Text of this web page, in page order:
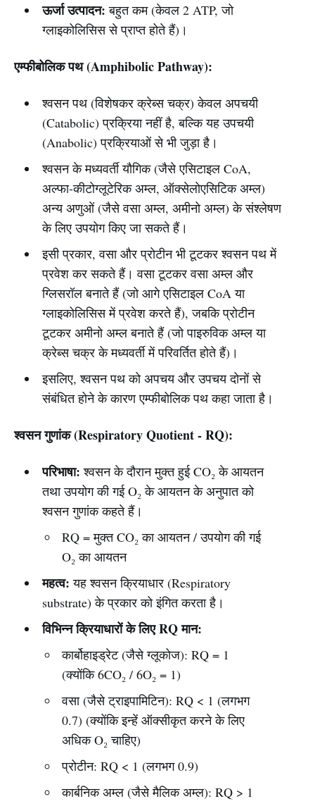
ऊर्जा उत्पादन: बहुत कम (केवल 2 ATP, जो
ग्लाइकोलिसिस से प्राप्त होते हैं)।
एम्फीबोलिक पथ (Amphibolic Pathway):
श्वसन पथ (विशेषकर क्रेब्स चक्र) केवल अपचयी
(Catabolic) प्रक्रिया नहीं है, बल्कि यह उपचयी
(Anabolic) प्रक्रियाओं से भी जुड़ा है।
श्वसन के मध्यवर्ती यौगिक (जैसे एसिटाइल CoA,
अल्फा-कीटोग्लूटेरिक अम्ल, ऑक्सेलोएसिटिक अम्ल)
अन्य अणुओं (जैसे वसा अम्ल, अमीनो अम्ल) के संश्लेषण
के लिए उपयोग किए जा सकते हैं।
इसी प्रकार, वसा और प्रोटीन भी टूटकर श्वसन पथ में
प्रवेश कर सकते हैं। वसा टूटकर वसा अम्ल और
ग्लिसरॉल बनाते हैं (जो आगे एसिटाइल CoA या
ग्लाइकोलिसिस में प्रवेश करते हैं), जबकि प्रोटीन
टूटकर अमीनो अम्ल बनाते हैं (जो पाइरुविक अम्ल या
क्रेब्स चक्र के मध्यवर्ती में परिवर्तित होते हैं)।
इसलिए, श्वसन पथ को अपचय और उपचय दोनों से
संबंधित होने के कारण एम्फीबोलिक पथ कहा जाता है।
श्वसन गुणांक (Respiratory Quotient - RQ):
परिभाषा: श्वसन के दौरान मुक्त हुई CO₂ के आयतन
तथा उपयोग की गई O₂ के आयतन के अनुपात को
श्वसन गुणांक कहते हैं।
RQ = मुक्त CO₂ का आयतन / उपयोग की गई
O₂ का आयतन
महत्व: यह श्वसन क्रियाधार (Respiratory
substrate) के प्रकार को इंगित करता है।
विभिन्न क्रियाधारों के लिए RQ मान:
कार्बोहाइड्रेट (जैसे ग्लूकोज): RQ = 1
(क्योंकि 6CO₂ / 6O₂ = 1)
वसा (जैसे ट्राइपामिटिन): RQ < 1 (लगभग
0.7) (क्योंकि इन्हें ऑक्सीकृत करने के लिए
अधिक O₂ चाहिए)
प्रोटीन: RQ < 1 (लगभग 0.9)
कार्बनिक अम्ल (जैसे मैलिक अम्ल): RQ > 1